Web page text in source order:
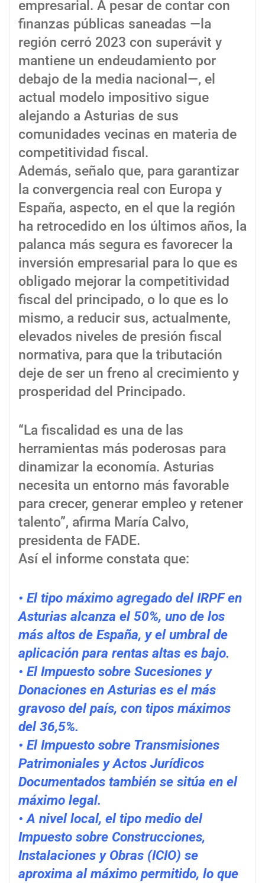
empresarial. A pesar de contar con
finanzas públicas saneadas —la
región cerró 2023 con superávit y
mantiene un endeudamiento por
debajo de la media nacional—, el
actual modelo impositivo sigue
alejando a Asturias de sus
comunidades vecinas en materia de
competitividad fiscal.
Además, señalo que, para garantizar
la convergencia real con Europa y
España, aspecto, en el que la región
ha retrocedido en los últimos años, la
palanca más segura es favorecer la
inversión empresarial para lo que es
obligado mejorar la competitividad
fiscal del principado, o lo que es lo
mismo, a reducir sus, actualmente,
elevados niveles de presión fiscal
normativa, para que la tributación
deje de ser un freno al crecimiento y
prosperidad del Principado.
“La fiscalidad es una de las
herramientas más poderosas para
dinamizar la economía. Asturias
necesita un entorno más favorable
para crecer, generar empleo y retener
talento”, afirma María Calvo,
presidenta de FADE.
Así el informe constata que:
• El tipo máximo agregado del IRPF en
Asturias alcanza el 50%, uno de los
más altos de España, y el umbral de
aplicación para rentas altas es bajo.
• El Impuesto sobre Sucesiones y
Donaciones en Asturias es el más
gravoso del país, con tipos máximos
del 36,5%.
• El Impuesto sobre Transmisiones
Patrimoniales y Actos Jurídicos
Documentados también se sitúa en el
máximo legal.
• A nivel local, el tipo medio del
Impuesto sobre Construcciones,
Instalaciones y Obras (ICIO) se
aproxima al máximo permitido, lo que